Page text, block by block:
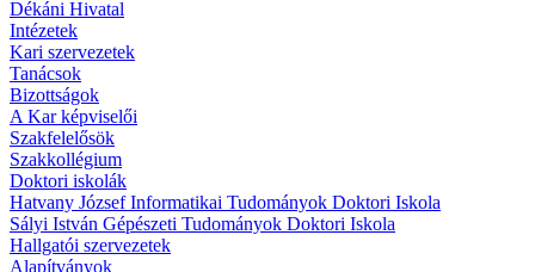
Dékáni Hivatal
Intézetek
Kari szervezetek
Tanácsok
Bizottságok
A Kar képviselői
Szakfelelősök
Szakkollégium
Doktori iskolák
Hatvany József Informatikai Tudományok Doktori Iskola
Sályi István Gépészeti Tudományok Doktori Iskola
Hallgatói szervezetek
Alapítványok